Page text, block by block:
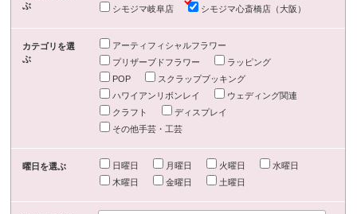
ぶ
シモジマ岐阜店
シモジマ心斎橋店（大阪）
カテゴリを選
ぶ
アーティフィシャルフラワー
プリザーブドフラワー
ラッピング
POP
スクラップブッキング
ハワイアンリボンレイ
ウェディング関連
クラフト
ディスプレイ
その他手芸・工芸
曜日を選ぶ 日曜日 月曜日 火曜日
水曜日
木曜日
金曜日 土曜日